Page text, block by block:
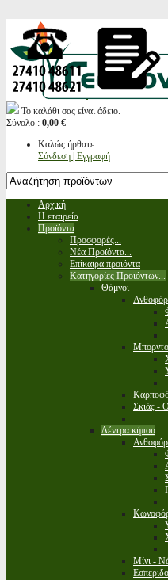
Το καλάθι σας είναι άδειο.
Σύνολο : 0,00 €
Καλώς ήρθατε
Σύνδεση | Εγγραφή
Αρχική
Η εταιρεία
Προϊόντα
Προσφορές...
Νέα Προϊόντα...
Επίκαιρα προϊόντα
Κατηγορίες Προϊόντων...
Θάμνοι
Σκιάς -
Δέντρα κήπου
Μίνι -